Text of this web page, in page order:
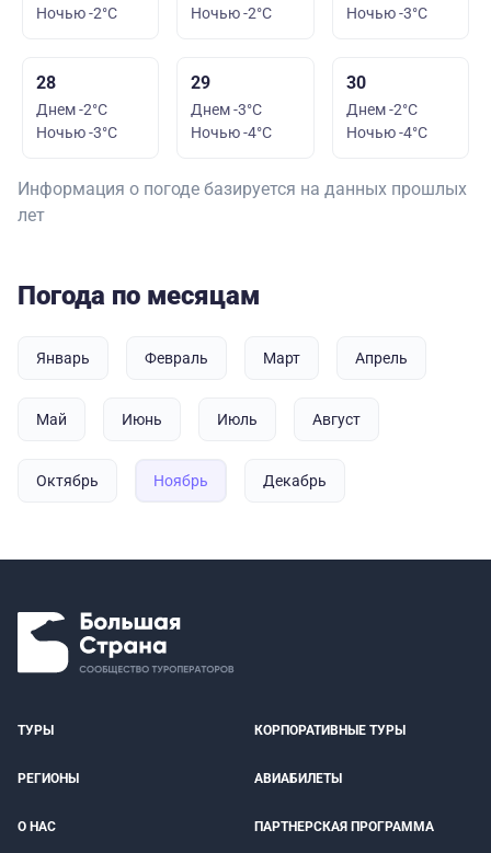
Ночью -2°C
Ночью -2°C
Ночью -3°C
28
Днем -2°C
Ночью -3°C
29
Днем -3°C
Ночью -4°C
30
Днем -2°C
Ночью -4°C
Информация о погоде базируется на данных прошлых
лет
Погода по месяцам
Январь Февраль Март Апрель
Май Июнь Июль Август
Октябрь Ноябрь Декабрь
ТУРЫ КОРПОРАТИВНЫЕ ТУРЫ
РЕГИОНЫ АВИАБИЛЕТЫ
О НАС ПАРТНЕРСКАЯ ПРОГРАММА